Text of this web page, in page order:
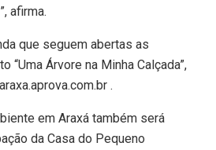
afirma.
que seguem abertas as
“Uma Árvore na Minha Calçada”,
.
em Araxá também será
da Casa do Pequeno